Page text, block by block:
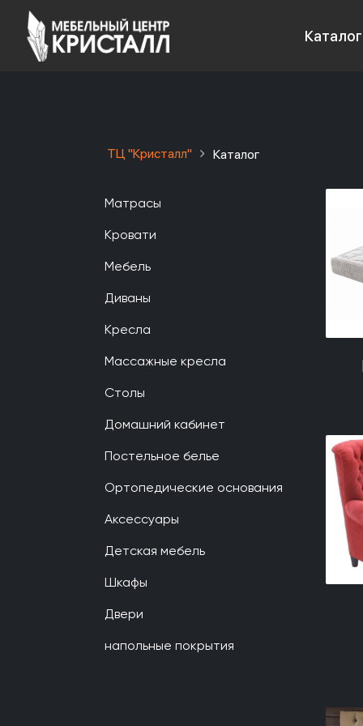
Каталог
ТЦ "Кристалл" Каталог
Матрасы
Кровати
Мебель
Диваны
Кресла
Массажные кресла
Столы
Домашний кабинет
Постельное белье
Ортопедические основания
Аксессуары
Детская мебель
Шкафы
Двери
напольные покрытия